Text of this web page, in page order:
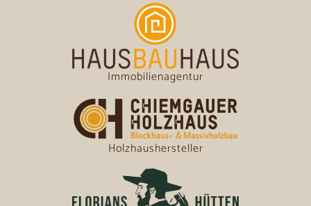
Immobilienagentur
Holzhaushersteller